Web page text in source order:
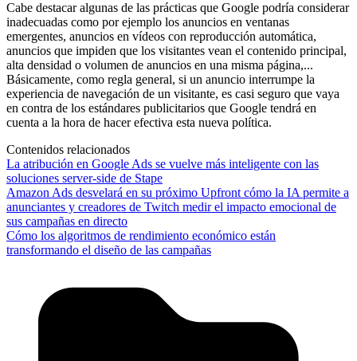
Cabe destacar algunas de las prácticas que Google podría considerar
inadecuadas como por ejemplo los anuncios en ventanas
emergentes, anuncios en vídeos con reproducción automática,
anuncios que impiden que los visitantes vean el contenido principal,
alta densidad o volumen de anuncios en una misma página,...
Básicamente, como regla general, si un anuncio interrumpe la
experiencia de navegación de un visitante, es casi seguro que vaya
en contra de los estándares publicitarios que Google tendrá en
cuenta a la hora de hacer efectiva esta nueva política.
Contenidos relacionados
La atribución en Google Ads se vuelve más inteligente con las
soluciones server-side de Stape
Amazon Ads desvelará en su próximo Upfront cómo la IA permite a
anunciantes y creadores de Twitch medir el impacto emocional de
sus campañas en directo
Cómo los algoritmos de rendimiento económico están
transformando el diseño de las campañas